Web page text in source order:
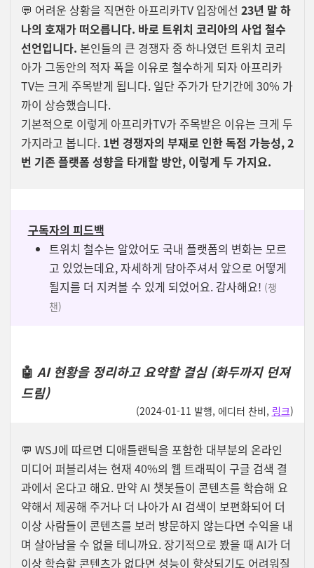
💬 어려운 상황을 직면한 아프리카TV 입장에선 23년 말 하
나의 호재가 떠오릅니다. 바로 트위치 코리아의 사업 철수
선언입니다. 본인들의 큰 경쟁자 중 하나였던 트위치 코리
아가 그동안의 적자 폭을 이유로 철수하게 되자 아프리카
TV는 크게 주목받게 됩니다. 일단 주가가 단기간에 30% 가
까이 상승했습니다.
기본적으로 이렇게 아프리카TV가 주목받은 이유는 크게 두
가지라고 봅니다. 1번 경쟁자의 부재로 인한 독점 가능성, 2
번 기존 플랫폼 성향을 타개할 방안, 이렇게 두 가지요.
구독자의 피드백
트위치 철수는 알았어도 국내 플랫폼의 변화는 모르
고 있었는데요, 자세하게 담아주셔서 앞으로 어떻게
될지를 더 지켜볼 수 있게 되었어요. 감사해요! (챙
챈)
🤖 AI 현황을 정리하고 요약할 결심 (화두까지 던져
드림)
(2024-01-11 발행, 에디터 찬비, 링크)
💬 WSJ에 따르면 디애틀랜틱을 포함한 대부분의 온라인
미디어 퍼블리셔는 현재 40%의 웹 트래픽이 구글 검색 결
과에서 온다고 해요. 만약 AI 챗봇들이 콘텐츠를 학습해 요
약해서 제공해 주거나 더 나아가 AI 검색이 보편화되어 더
이상 사람들이 콘텐츠를 보러 방문하지 않는다면 수익을 내
며 살아남을 수 없을 테니까요. 장기적으로 봤을 때 AI가 더
이상 학습할 콘텐츠가 없다면 성능이 향상되기도 어려워질